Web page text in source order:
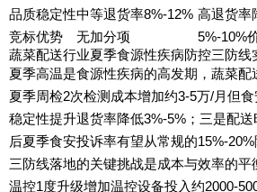
品质稳定性中等退货率8%-12% 高退货率
竞标优势
无加分项
5%-10%
蔬菜配送行业夏季食源性疾病防控三防
夏季高温是食源性疾病的高发期，蔬菜
夏季周检2次检测成本增加约3-5万/月但
稳定性提升退货率降低3%-5%；三是配
后夏季食安投诉率有望从常规的15%-20%
三防线落地的关键挑战是成本与效率的
温控1度升级增加温控设备投入约2000-